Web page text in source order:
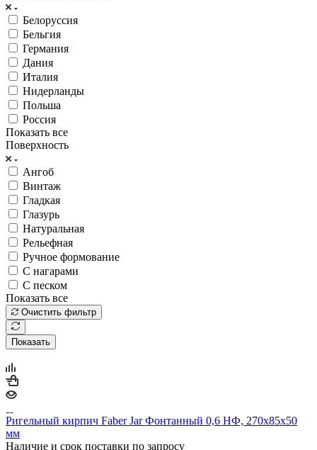
Белоруссия
Бельгия
Германия
Дания
Италия
Нидерланды
Польша
Россия
Показать все
Поверхность
Ангоб
Винтаж
Гладкая
Глазурь
Натуральная
Рельефная
Ручное формование
С нагарами
С песком
Показать все
Очистить фильтр
Показать
Ригельный кирпич Faber Jar Фонтанный 0,6 НФ, 270х85х50
мм
Наличие и срок поставки по запросу